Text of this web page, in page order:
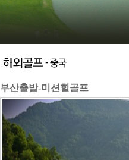
부산출발-미션힐골프